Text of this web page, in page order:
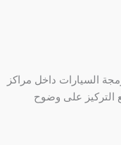
السيارات داخل مراكز
التركيز على وضوح